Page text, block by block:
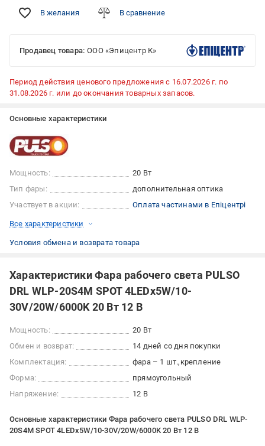
В желания В сравнение
Продавец товара: ООО «Эпицентр К»
Период действия ценового предложения с 16.07.2026 г. по
31.08.2026 г. или до окончания товарных запасов.
Основные характеристики
Мощность:
20 Вт
Тип фары:
дополнительная оптика
Участвует в акции:
Оплата частинами в Епіцентрі
Все характеристики
Условия обмена и возврата товара
Характеристики Фара рабочего света PULSO
DRL WLP-20S4M SPOT 4LEDx5W/10-
30V/20W/6000K 20 Вт 12 В
Мощность:
20 Вт
Обмен и возврат:
14 дней со дня покупки
Комплектация:
фара – 1 шт. крепление
Форма:
прямоугольный
Напряжение:
12 В
Основные характеристики Фара рабочего света PULSO DRL WLP-
20S4M SPOT 4LEDx5W/10-30V/20W/6000K 20 Вт 12 В